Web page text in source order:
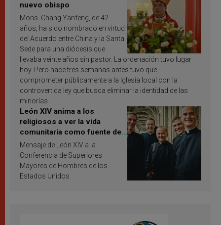
nuevo obispo
Mons. Chang Yanfeng, de 42
años, ha sido nombrado en virtud
del Acuerdo entre China y la Santa
Sede para una diócesis que
llevaba veinte años sin pastor. La ordenación tuvo lugar
hoy. Pero hace tres semanas antes tuvo que
comprometer públicamente a la Iglesia local con la
controvertida ley que busca eliminar la identidad de las
minorías.
León XIV anima a los
religiosos a ver la vida
comunitaria como fuente de
inspiración y santificación
Mensaje de León XIV a la
Conferencia de Superiores
Mayores de Hombres de los
Estados Unidos